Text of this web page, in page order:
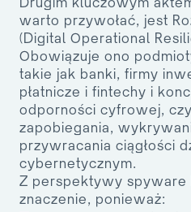
warto przywołać, jest
(Digital Operational
Obowiązuje ono
takie jak banki, firmy
płatnicze i fintechy i
odporności cyfrowej,
zapobiegania,
przywracania ciągłości
cybernetycznym.
Z perspektywy spyware
znaczenie, ponieważ: